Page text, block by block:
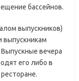
бассейнов.
выпускников)
выпускникам
вечера
его либо в